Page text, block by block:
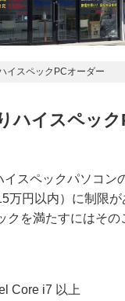
イスペックPCオーダー
ハイスペッ
スペックパソコン
万円以内）に制限
クを満たすにはその
Core i7 以上